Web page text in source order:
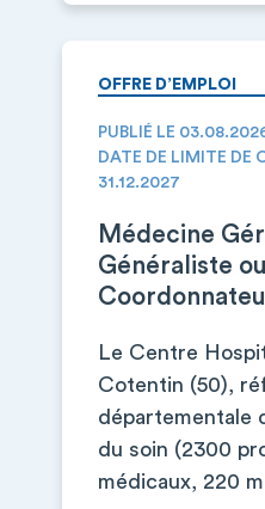
OFFRE D’EMPLOI
PUBLIÉ LE
DATE DE LIMITE DE
31.12.2027
Médecine
Généraliste
Le Centre
Cotentin (50),
départementale
du soin (2300
médicaux, 220